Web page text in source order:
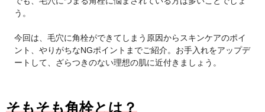
う。
今回は、毛穴に角栓ができてしまう原因からスキンケアのポイ
ント、やりがちなNGポイントまでご紹介。お手入れをアップデ
ートして、ざらつきのない理想の肌に近付きましょう。
そもそも角栓とは？